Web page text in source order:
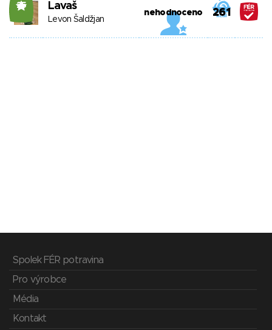
25 Lavaš
Levon Šaldžjan
nehodnoceno 261
Spolek FÉR potravina
Pro výrobce
Média
Kontakt